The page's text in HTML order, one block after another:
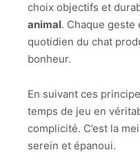
choix objectifs et
animal. Chaque
quotidien du chat
bonheur.
En suivant ces
temps de jeu en
complicité. C’est la
serein et épanoui.